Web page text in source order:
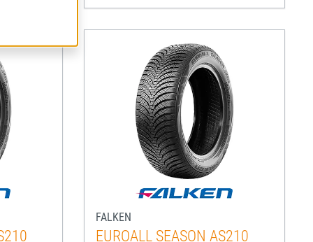
FALKEN
EUROALL SEASON AS210